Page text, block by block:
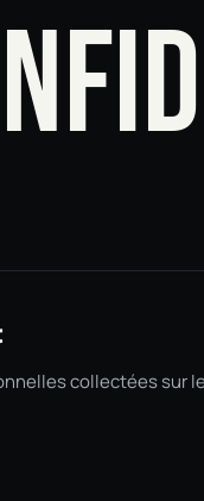
collectées sur